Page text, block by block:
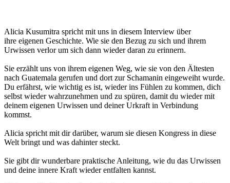
Alicia Kusumitra spricht mit uns in diesem Interview über
ihre eigenen Geschichte. Wie sie den Bezug zu sich und ihrem
Urwissen verlor um sich dann wieder daran zu erinnern.
Sie erzählt uns von ihrem eigenen Weg, wie sie von den Ältesten
nach Guatemala gerufen und dort zur Schamanin eingeweiht wurde.
Du erfährst, wie wichtig es ist, wieder ins Fühlen zu kommen, dich
selbst wieder wahrzunehmen und zu spüren, damit du wieder mit
deinem eigenen Urwissen und deiner Urkraft in Verbindung
kommst.
Alicia spricht mit dir darüber, warum sie diesen Kongress in diese
Welt bringt und was dahinter steckt.
Sie gibt dir wunderbare praktische Anleitung, wie du das Urwissen
und deine innere Kraft wieder entfalten kannst.